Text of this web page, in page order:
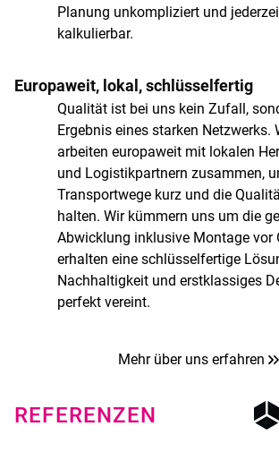
Planung unkompliziert und
kalkulierbar.
Europaweit, lokal, schlüsselfertig
Qualität ist bei uns kein Zufall,
Ergebnis eines starken Netzwerks.
arbeiten europaweit mit lokalen
und Logistikpartnern zusammen,
Transportwege kurz und die
halten. Wir kümmern uns um die
Abwicklung inklusive Montage vor
erhalten eine schlüsselfertige
Nachhaltigkeit und erstklassiges
perfekt vereint.
Mehr über uns erfahren
REFERENZEN